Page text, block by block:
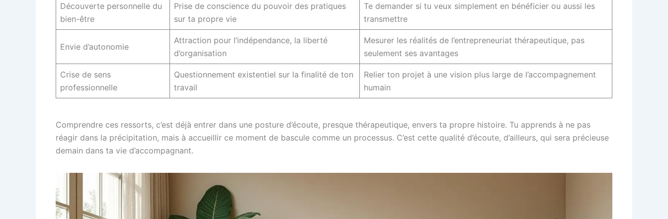
Découverte personnelle du
bien-être
Prise de conscience du pouvoir des pratiques
sur ta propre vie
Te demander si tu veux simplement en bénéficier ou aussi les
transmettre
Envie d’autonomie
Attraction pour l’indépendance, la liberté
d’organisation
Mesurer les réalités de l’entrepreneuriat thérapeutique, pas
seulement ses avantages
Crise de sens
professionnelle
Questionnement existentiel sur la finalité de ton
travail
Relier ton projet à une vision plus large de l’accompagnement
humain
Comprendre ces ressorts, c’est déjà entrer dans une posture d’écoute, presque thérapeutique, envers ta propre histoire. Tu apprends à ne pas
réagir dans la précipitation, mais à accueillir ce moment de bascule comme un processus. C’est cette qualité d’écoute, d’ailleurs, qui sera précieuse
demain dans ta vie d’accompagnant.